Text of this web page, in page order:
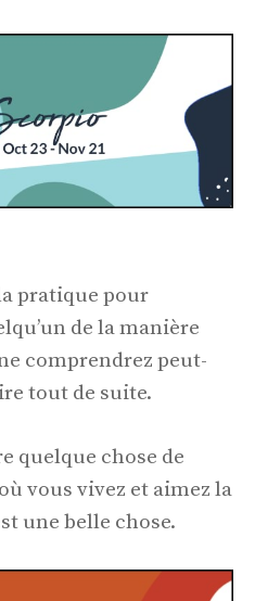
pratique pour
de la manière
comprendrez peut-
tout de suite.
quelque chose de
vous vivez et aimez la
une belle chose.